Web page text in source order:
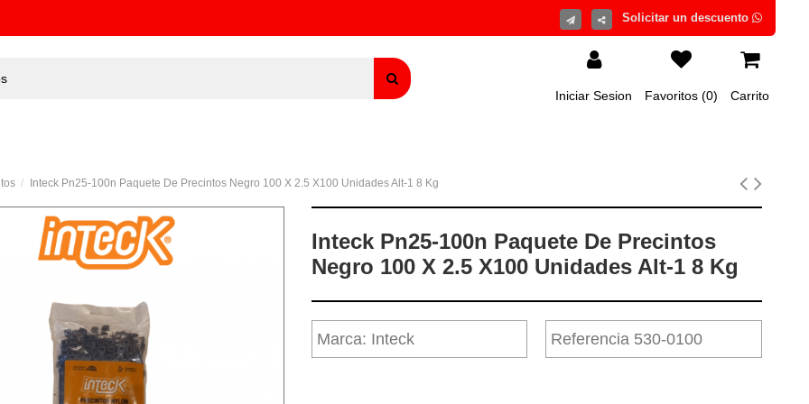
Iniciar Sesion Favoritos (0) Carrito
Inteck Pn25-100n Paquete De Precintos Negro 100 X 2.5 X100 Unidades Alt-1 8 Kg
Inteck Pn25-100n Paquete De Precintos
Negro 100 X 2.5 X100 Unidades Alt-1 8 Kg
Marca: Inteck Referencia 530-0100